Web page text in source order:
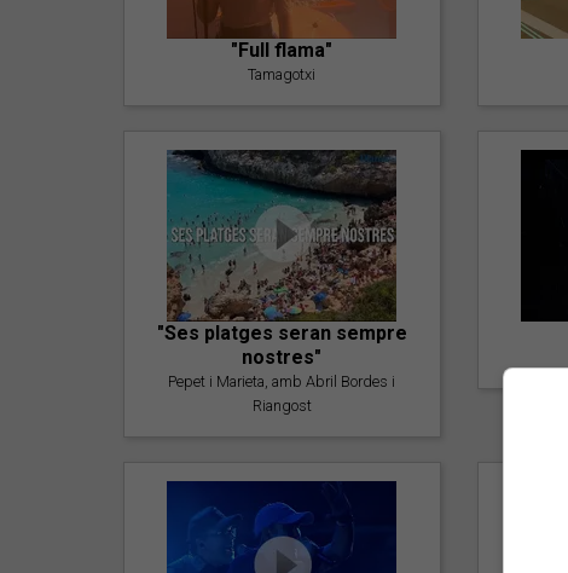
"Full flama"
Tamagotxi
"Ses platges seran sempre
nostres"
Pepet i Marieta, amb Abril Bordes i
Riangost